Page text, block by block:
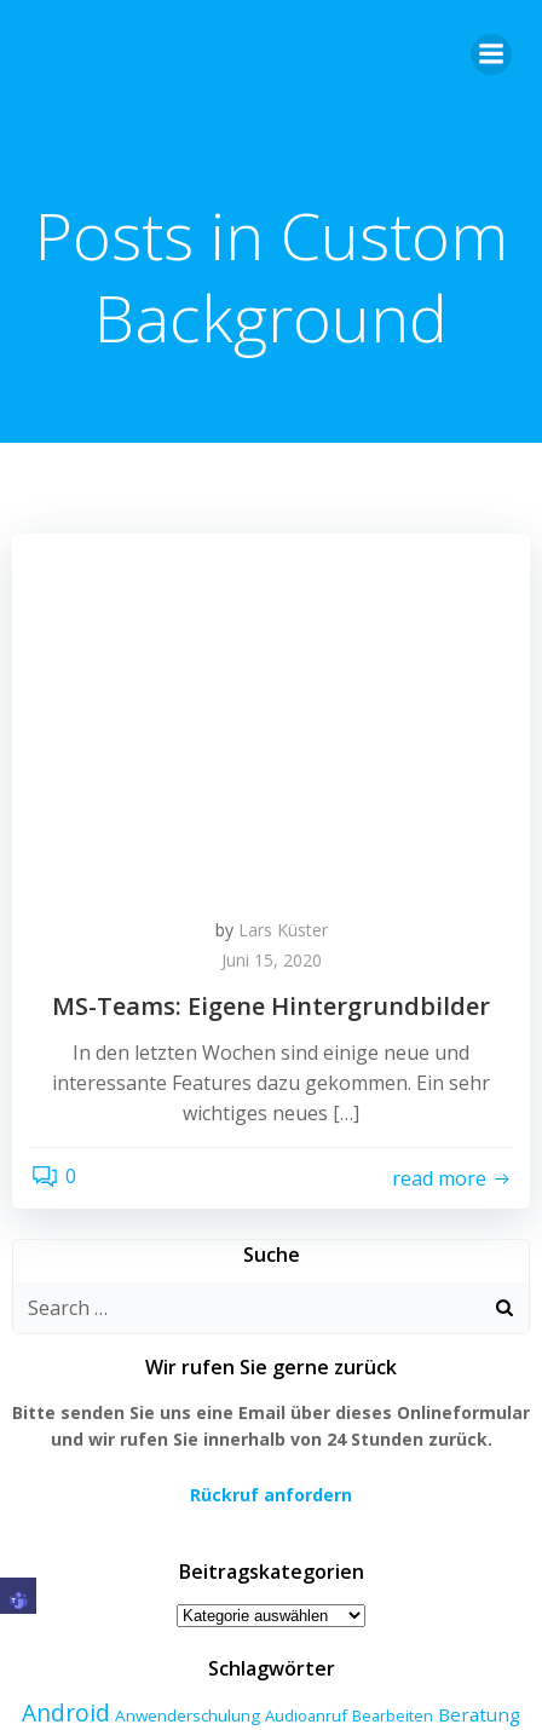
Posts in Custom
Background
by Lars Küster
Juni 15, 2020
MS-Teams: Eigene Hintergrundbilder
In den letzten Wochen sind einige neue und
interessante Features dazu gekommen. Ein sehr
wichtiges neues […]
0 read more
Suche
Search
Wir rufen Sie gerne zurück
Bitte senden Sie uns eine Email über dieses Onlineformular
und wir rufen Sie innerhalb von 24 Stunden zurück.
Rückruf anfordern
Beitragskategorien
Beitragskategorien
Schlagwörter
Android Anwenderschulung Audioanruf Bearbeiten Beratung